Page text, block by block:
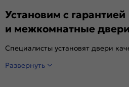
Установим с
и межкомнатные двери
Специалисты установят двери
Развернуть